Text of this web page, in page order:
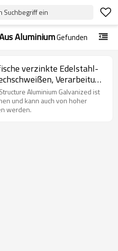
Suchbegriff ein
AluminiumGefunden
verzinkte Edelstahl-
Verarbeitung
Aluminium Galvanized ist
und kann auch von hoher
werden.